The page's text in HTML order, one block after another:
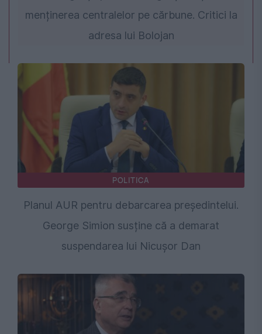
menținerea centralelor pe cărbune. Critici la
adresa lui Bolojan
POLITICA
Planul AUR pentru debarcarea președintelui.
George Simion susține că a demarat
suspendarea lui Nicușor Dan